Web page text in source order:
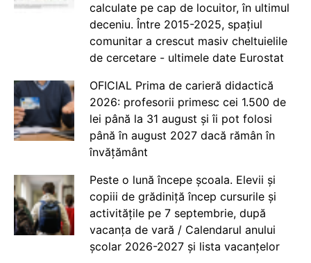
calculate pe cap de locuitor, în ultimul
deceniu. Între 2015-2025, spațiul
comunitar a crescut masiv cheltuielile
de cercetare - ultimele date Eurostat
OFICIAL Prima de carieră didactică
2026: profesorii primesc cei 1.500 de
lei până la 31 august și îi pot folosi
până în august 2027 dacă rămân în
învățământ
Peste o lună începe școala. Elevii și
copiii de grădiniță încep cursurile și
activitățile pe 7 septembrie, după
vacanța de vară / Calendarul anului
școlar 2026-2027 și lista vacanțelor